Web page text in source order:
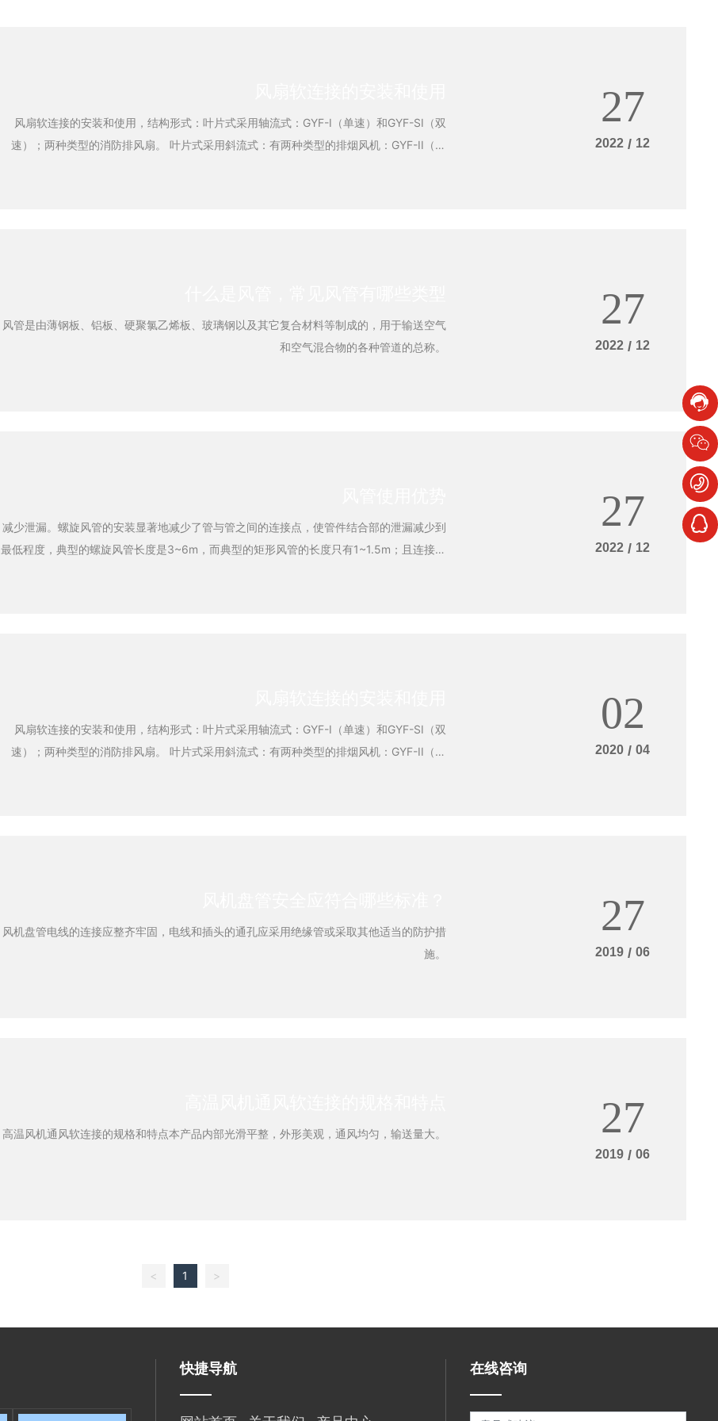
风扇软连接的安装和使用，结构形式：叶片式采用轴流式：GYF-I（单速）和GYF-SI（双
速）；两种类型的消防排风扇。 叶片式采用斜流式：有两种类型的排烟风机：GYF-II（单
品阻止旋转。 4）安装风扇后，应进行测试。应立即消除任何异常的摩擦，碰撞和振动。
27
2022 / 12
风管是由薄钢板、铝板、硬聚氯乙烯板、玻璃钢以及其它复合材料等制成的，用于输送空气
和空气混合物的各种管道的总称。
27
2022 / 12
减少泄漏。螺旋风管的安装显著地减少了管与管之间的连接点，使管件结合部的泄漏减少到
最低程度，典型的螺旋风管长度是3~6m，而典型的矩形风管的长度只有1~1.5m；且连接两
27
2022 / 12
风扇软连接的安装和使用，结构形式：叶片式采用轴流式：GYF-I（单速）和GYF-SI（双
速）；两种类型的消防排风扇。 叶片式采用斜流式：有两种类型的排烟风机：GYF-II（单
品阻止旋转。 4）安装风扇后，应进行测试。应立即消除任何异常的摩擦，碰撞和振动。
02
2020 / 04
风机盘管电线的连接应整齐牢固，电线和插头的通孔应采用绝缘管或采取其他适当的防护措
施。
27
2019 / 06
高温风机通风软连接的规格和特点本产品内部光滑平整，外形美观，通风均匀，输送量大。 27
2019 / 06
< 1 >
快捷导航 在线咨询